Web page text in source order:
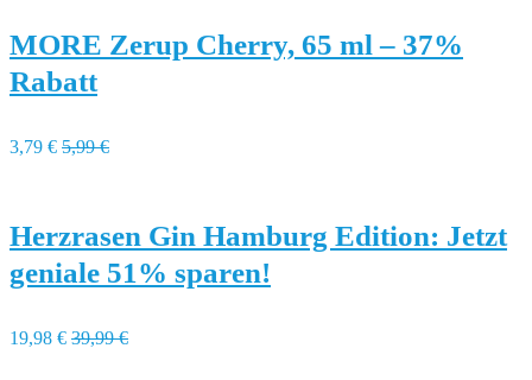
MORE Zerup Cherry, 65 ml – 37%
Rabatt
3,79 € 5,99 €
Herzrasen Gin Hamburg Edition: Jetzt
geniale 51% sparen!
19,98 € 39,99 €